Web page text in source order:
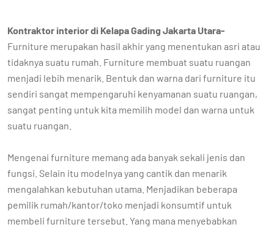
Kontraktor interior di Kelapa Gading Jakarta Utara-
Furniture merupakan hasil akhir yang menentukan asri atau
tidaknya suatu rumah. Furniture membuat suatu ruangan
menjadi lebih menarik. Bentuk dan warna dari furniture itu
sendiri sangat mempengaruhi kenyamanan suatu ruangan,
sangat penting untuk kita memilih model dan warna untuk
suatu ruangan.
Mengenai furniture memang ada banyak sekali jenis dan
fungsi. Selain itu modelnya yang cantik dan menarik
mengalahkan kebutuhan utama. Menjadikan beberapa
pemilik rumah/kantor/toko menjadi konsumtif untuk
membeli furniture tersebut. Yang mana menyebabkan